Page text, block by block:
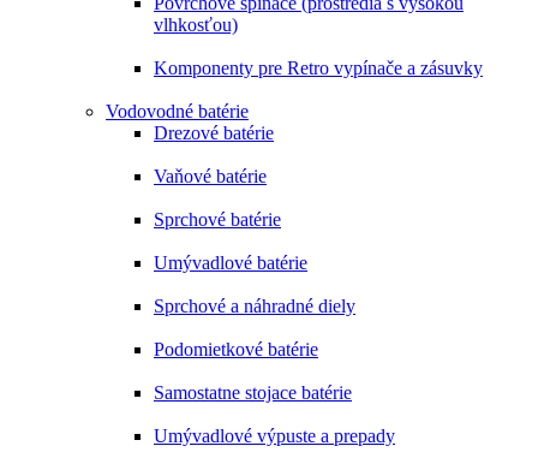
vlhkosťou)
Komponenty pre Retro vypínače a zásuvky
Vodovodné batérie
Drezové batérie
Vaňové batérie
Sprchové batérie
Umývadlové batérie
Sprchové a náhradné diely
Podomietkové batérie
Samostatne stojace batérie
Umývadlové výpuste a prepady